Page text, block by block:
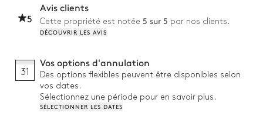
Traditions, nature et loisirs, le Chalet M a repris pour lui toutes
les particularités qui font de Courchevel une station
des traditions savoyardes et y ajoute une décoration raffinée.
En harmonie avec l’atmosphère chaleureuse des charpentes
et du bois qui craquelle sous les pieds, elle laisse toute sa
place aux matériaux naturels pour y apporter une note cosy
et élégante.
5
Avis clients
Cette propriété est notée 5 sur 5 par nos clients.
DÉCOUVRIR LES AVIS
31
Vos options d'annulation
Des options flexibles peuvent être disponibles selon
vos dates.
Sélectionnez une période pour en savoir plus.
SÉLECTIONNER LES DATES